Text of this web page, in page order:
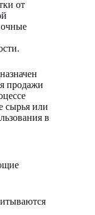
от
продажи
сырья или
в